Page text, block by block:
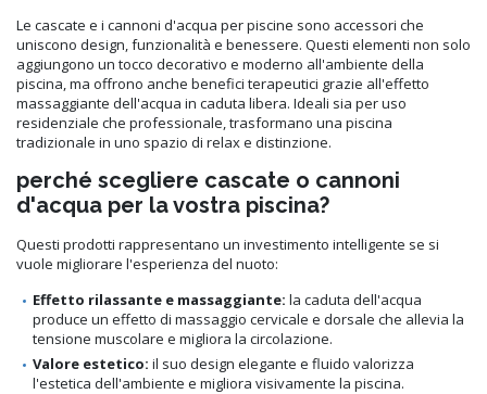
Le cascate e i cannoni d'acqua per piscine sono accessori che
uniscono design, funzionalità e benessere. Questi elementi non solo
aggiungono un tocco decorativo e moderno all'ambiente della
piscina, ma offrono anche benefici terapeutici grazie all'effetto
massaggiante dell'acqua in caduta libera. Ideali sia per uso
residenziale che professionale, trasformano una piscina
tradizionale in uno spazio di relax e distinzione.
perché scegliere cascate o cannoni
d'acqua per la vostra piscina?
Questi prodotti rappresentano un investimento intelligente se si
vuole migliorare l'esperienza del nuoto:
Effetto rilassante e massaggiante: la caduta dell'acqua
produce un effetto di massaggio cervicale e dorsale che allevia la
tensione muscolare e migliora la circolazione.
Valore estetico: il suo design elegante e fluido valorizza
l'estetica dell'ambiente e migliora visivamente la piscina.